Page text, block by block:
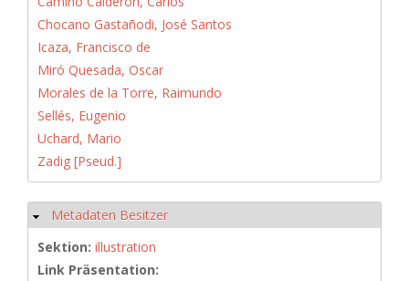
Chocano Gastañodi, José Santos
Icaza, Francisco de
Miró Quesada, Oscar
Morales de la Torre, Raimundo
Sellés, Eugenio
Uchard, Mario
Zadig [Pseud.]
Hide
Metadaten Besitzer
Sektion: illustration
Link Präsentation: